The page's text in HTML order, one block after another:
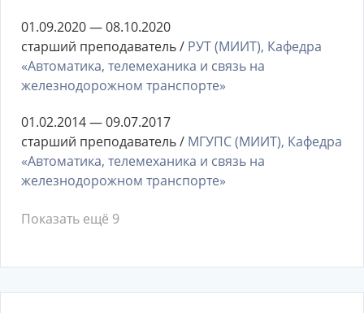
01.09.2020 — 08.10.2020
старший преподаватель / РУТ (МИИТ), Кафедра
«Автоматика, телемеханика и связь на
железнодорожном транспорте»
01.02.2014 — 09.07.2017
старший преподаватель / МГУПС (МИИТ), Кафедра
«Автоматика, телемеханика и связь на
железнодорожном транспорте»
Показать ещё 9